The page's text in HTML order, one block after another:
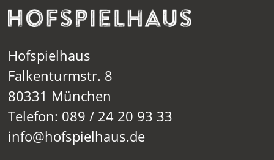
Hofspielhaus
Falkenturmstr. 8
80331 München
Telefon: 089 / 24 20 93 33
info@hofspielhaus.de